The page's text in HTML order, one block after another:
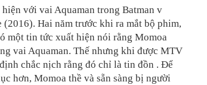
với vai Aquaman trong Batman v
(2016). Hai năm trước khi ra mắt bộ phim,
một tin tức xuất hiện nói rằng Momoa
vai Aquaman. Thế nhưng khi được MTV
chắc nịch rằng đó chỉ là tin đồn . Để
hơn, Momoa thề và sẵn sàng bị người